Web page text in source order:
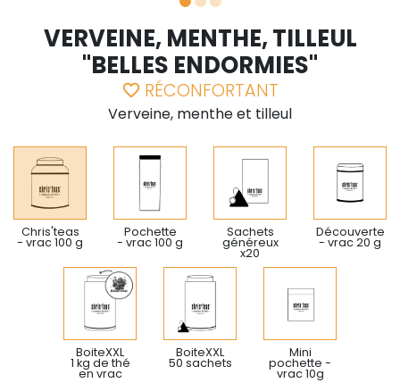
VERVEINE, MENTHE, TILLEUL
"BELLES ENDORMIES"
favorite_border RÉCONFORTANT
Verveine, menthe et tilleul
Chris'teas
- vrac 100 g
Pochette
- vrac 100 g
Sachets
généreux
x20
Découverte
- vrac 20 g
BoiteXXL
1 kg de thé
en vrac
BoiteXXL
50 sachets
Mini
pochette -
vrac 10g